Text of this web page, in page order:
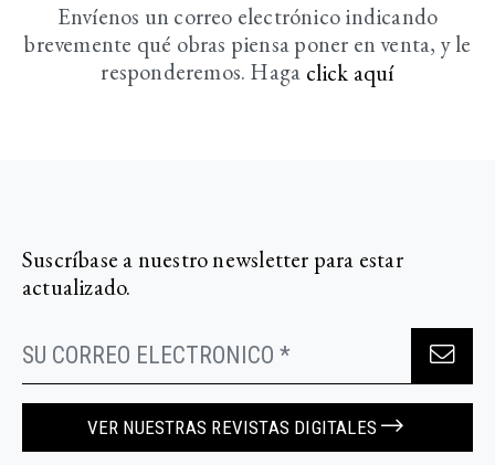
Envíenos un correo electrónico indicando
brevemente qué obras piensa poner en venta, y le
responderemos. Haga click aquí­
Suscríbase a nuestro newsletter para estar
actualizado.
VER NUESTRAS REVISTAS DIGITALES